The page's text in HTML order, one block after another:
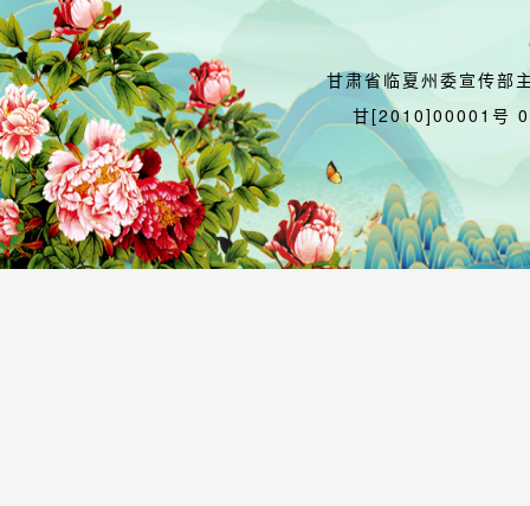
甘肃省临夏州委宣传部
甘[2010]00001号